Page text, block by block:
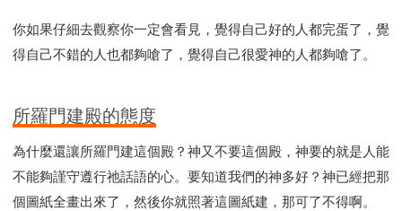
你如果仔細去觀察你一定會看見，覺得自己好的人都完蛋了，覺
得自己不錯的人也都夠嗆了，覺得自己很愛神的人都夠嗆了。
所羅門建殿的態度
為什麼還讓所羅門建這個殿？神又不要這個殿，神要的就是人能
不能夠謹守遵行祂話語的心。要知道我們的神多好？神已經把那
個圖紙全畫出來了，然後你就照著這圖紙建，那可了不得啊。